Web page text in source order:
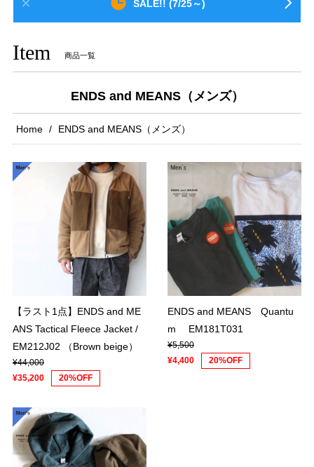
SALE!! (7/25～)
Item 商品一覧
ENDS and MEANS（メンズ）
Home ENDS and MEANS（メンズ）
【ラスト1点】ENDS and ME
ANS Tactical Fleece Jacket /
EM212J02 （Brown beige）
¥44,000
¥35,200
20%OFF
ENDS and MEANS Quantu
m EM181T031
¥5,500
¥4,400
20%OFF